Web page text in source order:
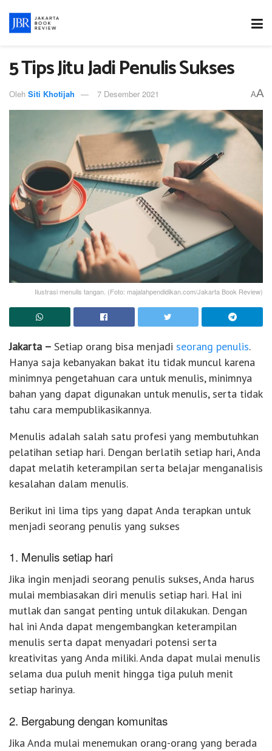
5 Tips Jitu Jadi Penulis Sukses
Oleh Siti Khotijah 7 Desember 2021 AA
Ilustrasi menulis tangan. (Foto: majalahpendidikan.com/Jakarta Book Review)
Jakarta – Setiap orang bisa menjadi seorang penulis.
Hanya saja kebanyakan bakat itu tidak muncul karena
minimnya pengetahuan cara untuk menulis, minimnya
bahan yang dapat digunakan untuk menulis, serta tidak
tahu cara mempublikasikannya.
Menulis adalah salah satu profesi yang membutuhkan
pelatihan setiap hari. Dengan berlatih setiap hari, Anda
dapat melatih keterampilan serta belajar menganalisis
kesalahan dalam menulis.
Berikut ini lima tips yang dapat Anda terapkan untuk
menjadi seorang penulis yang sukses
1. Menulis setiap hari
Jika ingin menjadi seorang penulis sukses, Anda harus
mulai membiasakan diri menulis setiap hari. Hal ini
mutlak dan sangat penting untuk dilakukan. Dengan
hal ini Anda dapat mengembangkan keterampilan
menulis serta dapat menyadari potensi serta
kreativitas yang Anda miliki. Anda dapat mulai menulis
selama dua puluh menit hingga tiga puluh menit
setiap harinya.
2. Bergabung dengan komunitas
Jika Anda mulai menemukan orang-orang yang berada